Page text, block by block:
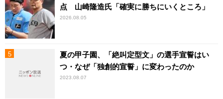
点 山崎隆造氏「確実に勝ちにいくところ」
2026.08.05
夏の甲子園、「絶叫定型文」の選手宣誓はい
つ・なぜ「独創的宣誓」に変わったのか
2023.08.07